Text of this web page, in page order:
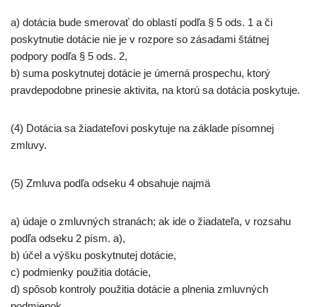
a) dotácia bude smerovať do oblastí podľa § 5 ods. 1 a či
poskytnutie dotácie nie je v rozpore so zásadami štátnej
podpory podľa § 5 ods. 2,
b) suma poskytnutej dotácie je úmerná prospechu, ktorý
pravdepodobne prinesie aktivita, na ktorú sa dotácia poskytuje.
(4) Dotácia sa žiadateľovi poskytuje na základe písomnej
zmluvy.
(5) Zmluva podľa odseku 4 obsahuje najmä
a) údaje o zmluvných stranách; ak ide o žiadateľa, v rozsahu
podľa odseku 2 písm. a),
b) účel a výšku poskytnutej dotácie,
c) podmienky použitia dotácie,
d) spôsob kontroly použitia dotácie a plnenia zmluvných